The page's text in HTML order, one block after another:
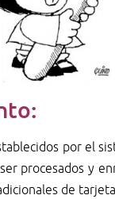
por el
procesados y
de